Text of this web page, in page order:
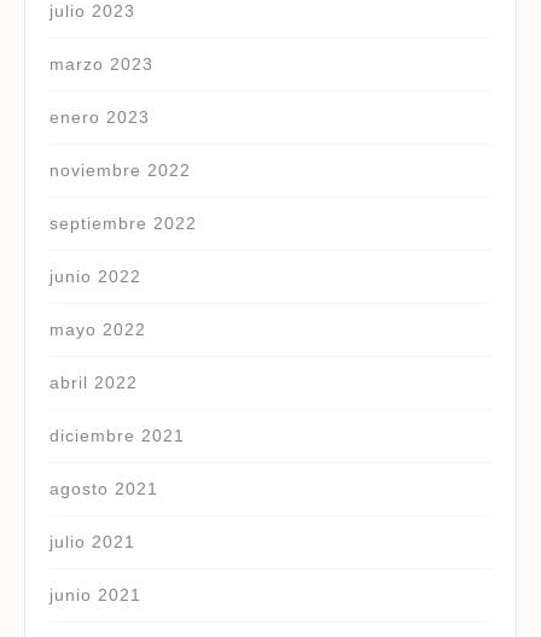
julio 2023
marzo 2023
enero 2023
noviembre 2022
septiembre 2022
junio 2022
mayo 2022
abril 2022
diciembre 2021
agosto 2021
julio 2021
junio 2021